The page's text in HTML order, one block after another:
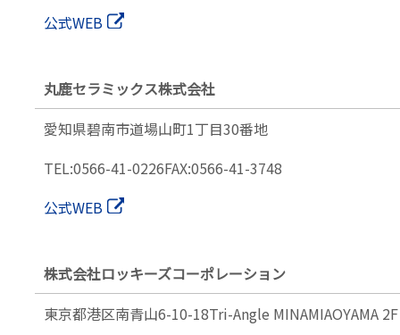
公式WEB
丸鹿セラミックス株式会社
愛知県碧南市道場山町1丁目30番地
TEL:0566-41-0226FAX:0566-41-3748
公式WEB
株式会社ロッキーズコーポレーション
東京都港区南青山6-10-18Tri-Angle MINAMIAOYAMA 2F